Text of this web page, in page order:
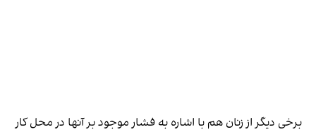
برخی دیگر از زنان هم با اشاره به فشار موجود بر آنها در محل کار